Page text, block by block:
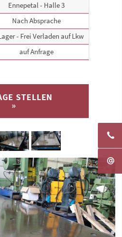
Ennepetal - Halle 3
Nach Absprache
- Frei Verladen auf Lkw
auf Anfrage
STELLEN
»